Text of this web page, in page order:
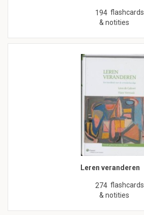
194 flashcards
& notities
Leren veranderen
274 flashcards
& notities